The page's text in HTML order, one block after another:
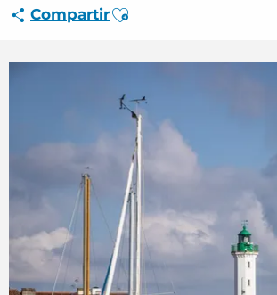
FMA – Le petit marin (scolaires)
CompartirAjouter aux favoris